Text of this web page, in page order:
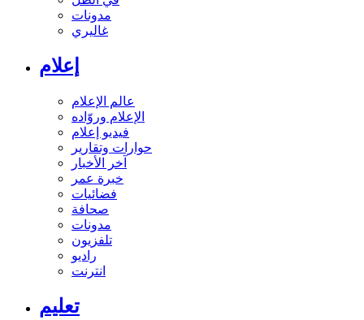
مدونات
غاليري
إعلام
عالم الإعلام
الإعلام وروّاده
فيديو إعلام
حوارات وتقارير
آخر الأخبار
خبرة عمر
فضائيات
صحافة
مدونات
تلفزيون
راديو
انترنت
تعليم